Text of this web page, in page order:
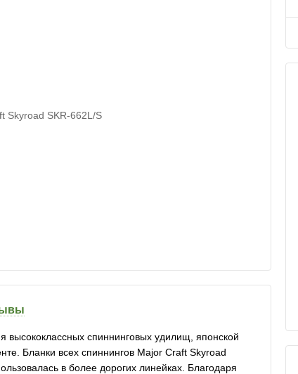
высококлассных спиннинговых удилищ, японской
Бланки всех спиннингов Major Craft Skyroad
в более дорогих линейках. Благодаря